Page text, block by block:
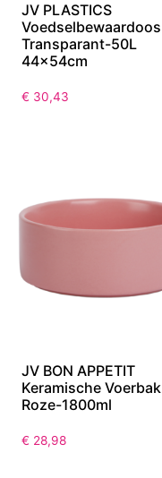
JV PLASTICS
Voedselbewaardoos
Transparant-50L
44x54cm
€ 30,43
JV BON APPETIT
Keramische Voerbak
Roze-1800ml
€ 28,98